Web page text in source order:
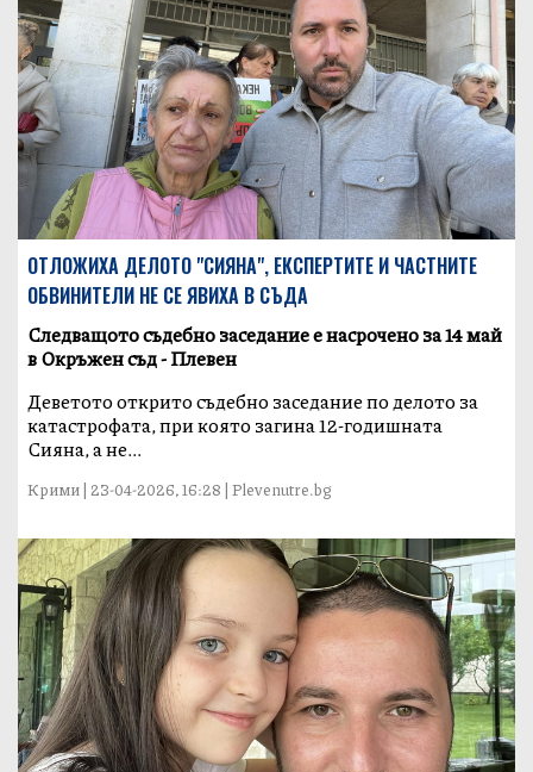
ОТЛОЖИХА ДЕЛОТО "СИЯНА", ЕКСПЕРТИТЕ И ЧАСТНИТЕ
ОБВИНИТЕЛИ НЕ СЕ ЯВИХА В СЪДА
Следващото съдебно заседание е насрочено за 14 май
в Окръжен съд - Плевен
Деветото открито съдебно заседание по делото за
катастрофата, при която загина 12-годишната
Сияна, а не...
Крими | 23-04-2026, 16:28 | Plevenutre.bg